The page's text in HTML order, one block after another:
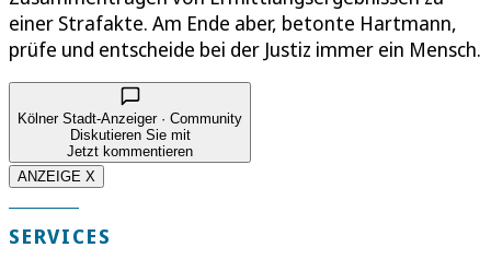
einer Strafakte. Am Ende aber, betonte Hartmann,
prüfe und entscheide bei der Justiz immer ein Mensch.
Kölner Stadt-Anzeiger · Community
Diskutieren Sie mit
Jetzt kommentieren
ANZEIGE X
SERVICES